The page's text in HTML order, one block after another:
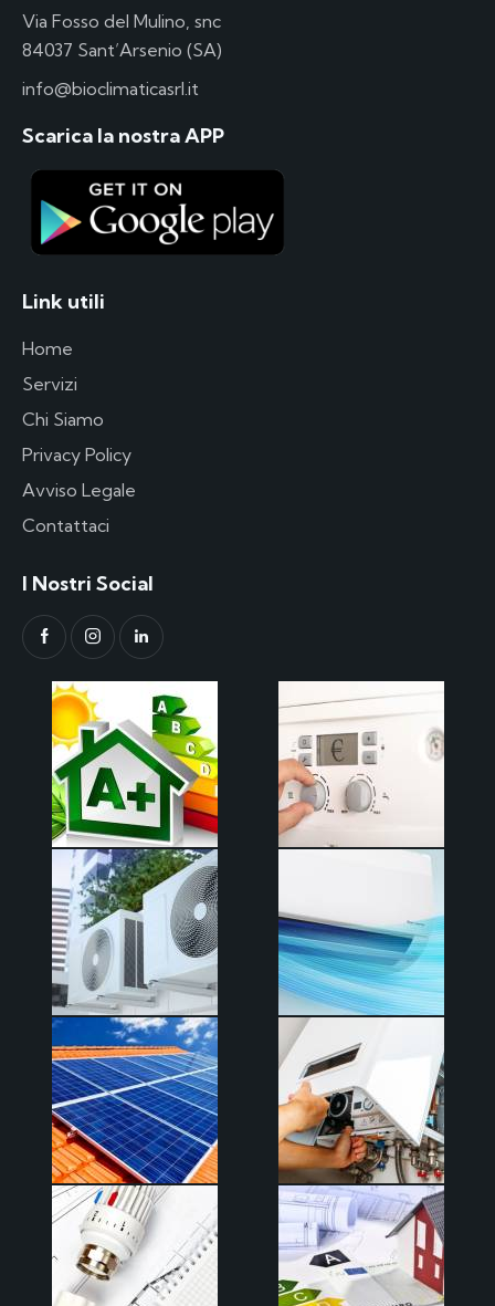
Via Fosso del Mulino, snc
84037 Sant’Arsenio (SA)
info@bioclimaticasrl.it
Scarica la nostra APP
Link utili
Home
Servizi
Chi Siamo
Privacy Policy
Avviso Legale
Contattaci
I Nostri Social